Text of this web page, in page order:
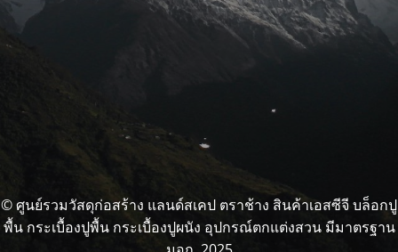
© ศูนย์รวมวัสดุก่อสร้าง แลนด์สเคป ตราช้าง สินค้าเอสซีจี บล็อกปู
พื้น กระเบื้องปูพื้น กระเบื้องปูผนัง อุปกรณ์ตกแต่งสวน มีมาตรฐาน